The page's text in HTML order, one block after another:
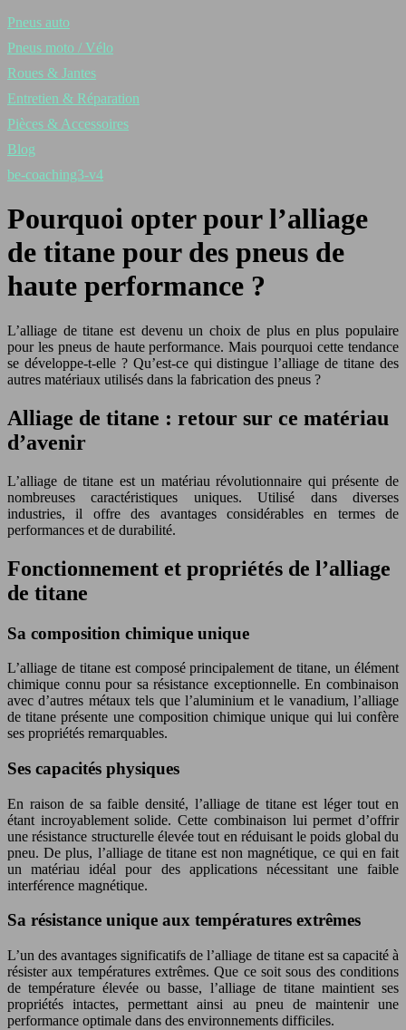
Pneus auto
Pneus moto / Vélo
Roues & Jantes
Entretien & Réparation
Pièces & Accessoires
Blog
be-coaching3-v4
Pourquoi opter pour l’alliage
de titane pour des pneus de
haute performance ?
L’alliage de titane est devenu un choix de plus en plus populaire
pour les pneus de haute performance. Mais pourquoi cette tendance
se développe-t-elle ? Qu’est-ce qui distingue l’alliage de titane des
autres matériaux utilisés dans la fabrication des pneus ?
Alliage de titane : retour sur ce matériau
d’avenir
L’alliage de titane est un matériau révolutionnaire qui présente de
nombreuses caractéristiques uniques. Utilisé dans diverses
industries, il offre des avantages considérables en termes de
performances et de durabilité.
Fonctionnement et propriétés de l’alliage
de titane
Sa composition chimique unique
L’alliage de titane est composé principalement de titane, un élément
chimique connu pour sa résistance exceptionnelle. En combinaison
avec d’autres métaux tels que l’aluminium et le vanadium, l’alliage
de titane présente une composition chimique unique qui lui confère
ses propriétés remarquables.
Ses capacités physiques
En raison de sa faible densité, l’alliage de titane est léger tout en
étant incroyablement solide. Cette combinaison lui permet d’offrir
une résistance structurelle élevée tout en réduisant le poids global du
pneu. De plus, l’alliage de titane est non magnétique, ce qui en fait
un matériau idéal pour des applications nécessitant une faible
interférence magnétique.
Sa résistance unique aux températures extrêmes
L’un des avantages significatifs de l’alliage de titane est sa capacité à
résister aux températures extrêmes. Que ce soit sous des conditions
de température élevée ou basse, l’alliage de titane maintient ses
propriétés intactes, permettant ainsi au pneu de maintenir une
performance optimale dans des environnements difficiles.